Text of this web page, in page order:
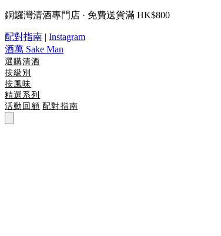
銅鑼灣清酒專門店 · 免費送貨滿 HK$800
配對指南 | Instagram
酒萬 Sake Man
選購清酒
按級別
按風味
精選系列
活動回顧 配對指南